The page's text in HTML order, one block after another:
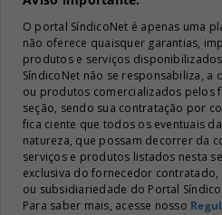
O portal SíndicoNet é apenas uma
não oferece quaisquer garantias,
produtos e serviços
SíndicoNet não se responsabiliza,
ou produtos comercializados pelos
seção, sendo sua contratação por
fica ciente que todos os eventuais
natureza, que possam decorrer da
serviços e produtos listados nesta
exclusiva do fornecedor
ou subsidiariedade do Portal
Para saber mais, acesse nosso